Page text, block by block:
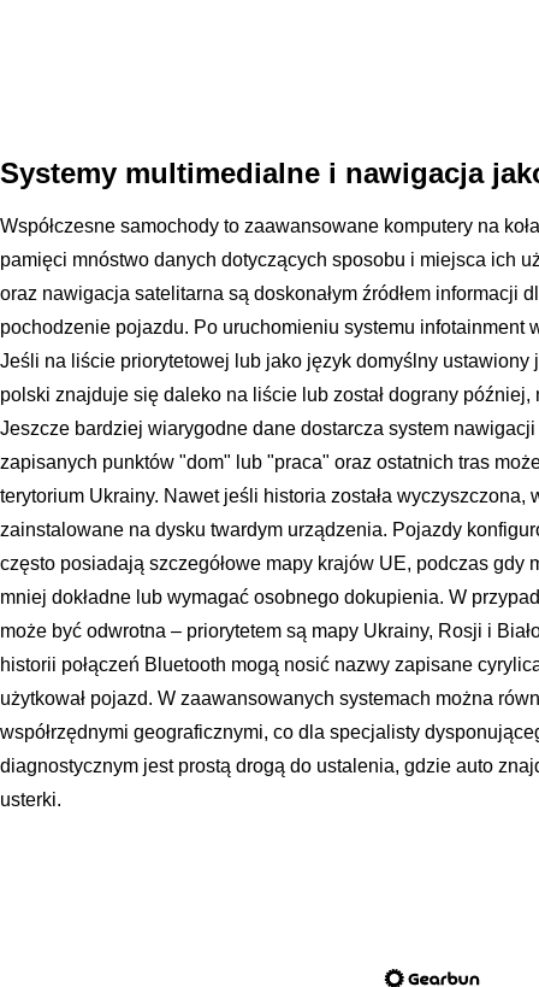
Systemy multimedialne i nawigacja
Współczesne samochody to zaawansowane komputery na
pamięci mnóstwo danych dotyczących sposobu i miejsca ich
oraz nawigacja satelitarna są doskonałym źródłem informacji
pochodzenie pojazdu. Po uruchomieniu systemu infotainment
Jeśli na liście priorytetowej lub jako język domyślny ustawiony
polski znajduje się daleko na liście lub został dograny
Jeszcze bardziej wiarygodne dane dostarcza system
zapisanych punktów "dom" lub "praca" oraz ostatnich tras
terytorium Ukrainy. Nawet jeśli historia została wyczyszczona,
zainstalowane na dysku twardym urządzenia. Pojazdy
często posiadają szczegółowe mapy krajów UE, podczas gdy
mniej dokładne lub wymagać osobnego dokupienia. W
może być odwrotna – priorytetem są mapy Ukrainy, Rosji i
historii połączeń Bluetooth mogą nosić nazwy zapisane
użytkował pojazd. W zaawansowanych systemach można
współrzędnymi geograficznymi, co dla specjalisty
diagnostycznym jest prostą drogą do ustalenia, gdzie auto
usterki.